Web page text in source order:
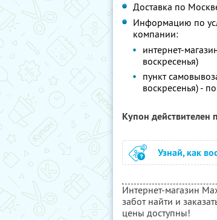
Доставка по
Информацию по
компании:
интернет-
воскресенья)
пункт
воскресенья) -
Купон
Узнай, как
Интернет-магазин
забот найти и
цены доступны!